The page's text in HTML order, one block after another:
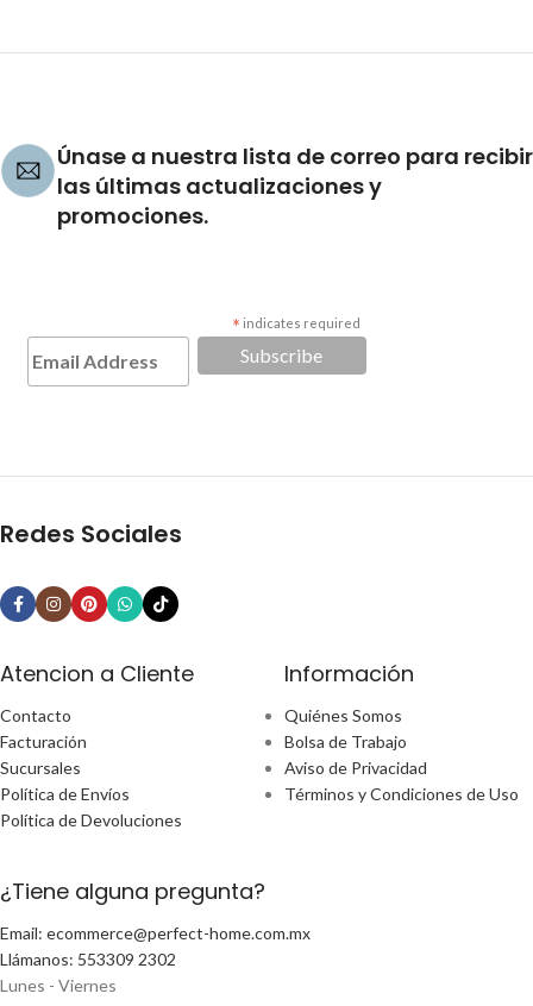
Únase a nuestra lista de correo para recibir
las últimas actualizaciones y
promociones.
* indicates required
Redes Sociales
Atencion a Cliente
Contacto
Facturación
Sucursales
Política de Envíos
Política de Devoluciones
Información
Quiénes Somos
Bolsa de Trabajo
Aviso de Privacidad
Términos y Condiciones de Uso
¿Tiene alguna pregunta?
Email: ecommerce@perfect-home.com.mx
Llámanos: 553309 2302
Lunes - Viernes